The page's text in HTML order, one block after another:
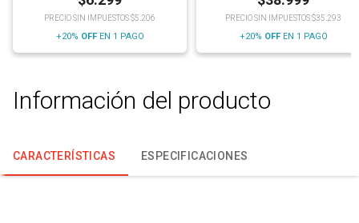
PRECIO SIN IMPUESTOS $5.206
+20% OFFEN 1 PAGO
PRECIO SIN IMPUESTOS $35.293
+20% OFFEN 1 PAGO
Información del producto
CARACTERÍSTICAS ESPECIFICACIONES